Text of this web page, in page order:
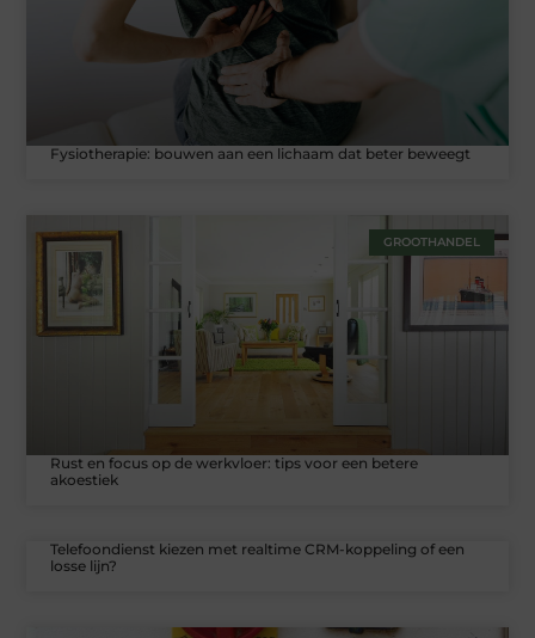
Fysiotherapie: bouwen aan een lichaam dat beter beweegt
GROOTHANDEL
Rust en focus op de werkvloer: tips voor een betere
akoestiek
Telefoondienst kiezen met realtime CRM-koppeling of een
losse lijn?